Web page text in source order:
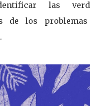
las
de los